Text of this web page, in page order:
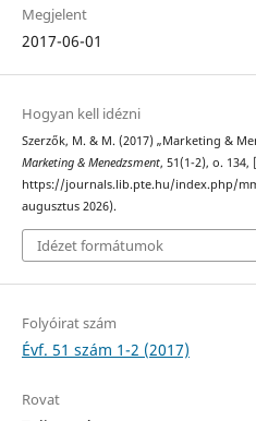
Megjelent
2017-06-01
Hogyan kell idézni
Szerzők, M. & M. (2017) „Marketing &
Marketing & Menedzsment, 51(1-2), o. 134,
https://journals.lib.pte.hu/index.php/
augusztus 2026).
Idézet formátumok
Folyóirat szám
Évf. 51 szám 1-2 (2017)
Rovat